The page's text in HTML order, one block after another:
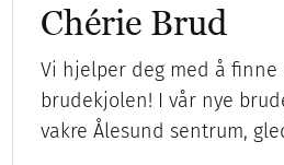
Chérie Brud
Vi hjelper deg med å
brudekjolen! I vår nye
vakre Ålesund sentrum,